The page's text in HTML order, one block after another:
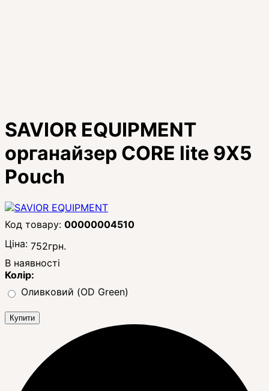
SAVIOR EQUIPMENT
органайзер CORE lite 9X5
Pouch
00000004510
Ціна: 752грн.
В наявності
Колір:
Оливковий (OD Green)
Купити